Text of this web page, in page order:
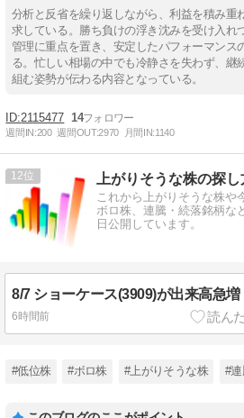
分析と反省を繰り返しながら、利益を積み重
求している。勝ち負けの浮き沈みを受け入れ
管理に重点を置き、安定したパフォーマンス
る。忙しい相場の中でも冷静さを失わず、継
組む姿勢が伝わる内容となっている。
2115477 14
週間IN:200 週間OUT:2970 月間IN:1140
12 上がりそうな株の探し
これから上がりそうな株や
ボロ株、連騰・続落銘柄な
日公開しています。
8/7 ショーケース(3909)が出来高急増
6時間前
#低位株 #ボロ株 #上がりそうな株 #